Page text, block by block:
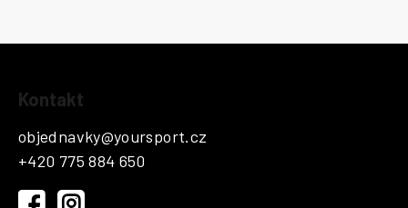
Kontakt
objednavky@yoursport.cz
+420 775 884 650